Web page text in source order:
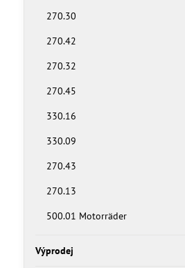
270.30
270.42
270.32
270.45
330.16
330.09
270.43
270.13
500.01 Motorräder
Výprodej